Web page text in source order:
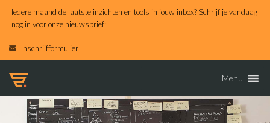
Iedere maand de laatste inzichten en tools in jouw inbox? Schrijf je vandaag
nog in voor onze nieuwsbrief:
Inschrijfformulier
Menu